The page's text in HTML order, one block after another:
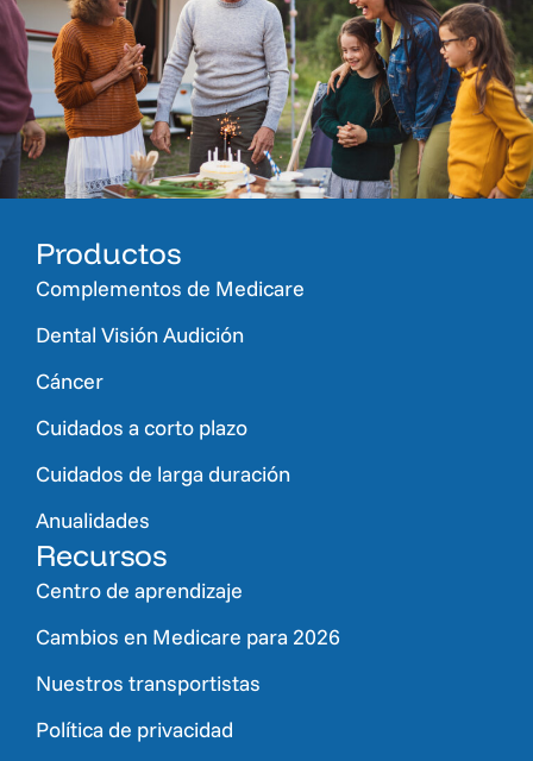
Productos
Complementos de Medicare
Dental Visión Audición
Cáncer
Cuidados a corto plazo
Cuidados de larga duración
Anualidades
Recursos
Centro de aprendizaje
Cambios en Medicare para 2026
Nuestros transportistas
Política de privacidad